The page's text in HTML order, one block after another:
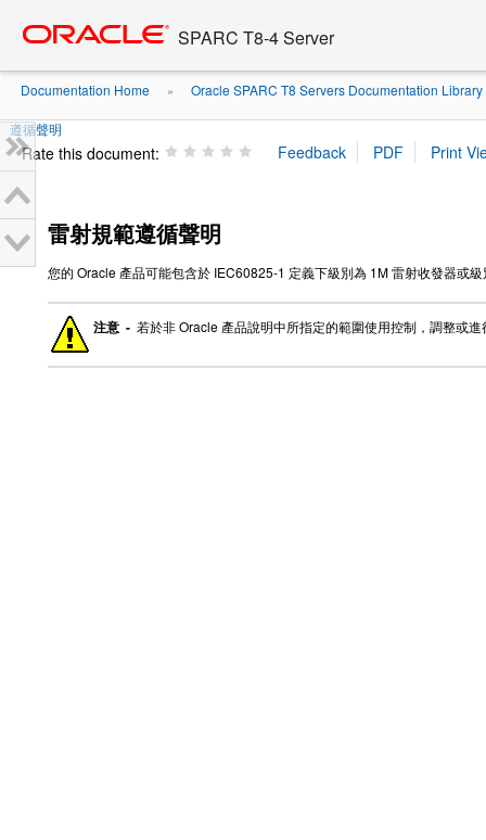
content
SPARC T8-4 Server
Documentation Home » Oracle SPARC T8 Servers Documentation Library
遵循聲明
Rate this document:
雷射規範遵循聲明
您的 Oracle 產品可能包含於 IEC60825-1 定義下級別為 1M 雷射收發器或
注意 - 若於非 Oracle 產品說明中所指定的範圍使用控制，調整或